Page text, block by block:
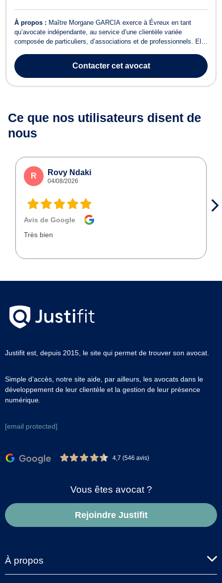
À propos : Maître Morgane GARCIA exerce à Évreux en tant
qu’avocate indépendante, au service d’une clientèle variée
composée de particuliers, d’associations et de professionnels. Elle
et droit pénal. Droit des étrangers et de la nationalité Maître
GARCIA propose un ...Contactercet avocat
Ce que nos utilisateurs disent de
nous
R Rovy Ndaki
04/08/2026
Avis de Google
Très bien
Justifit est, depuis 2015, le site qui permet de trouver son avocat.
Simple d’accès, notre site aide, par ailleurs, les avocats dans le
développement de leur clientèle et la gestion de leur présence
numérique.
[email protected]
4,7 (546 avis)
Vous êtes avocat ?
Rejoindre Justifit
À propos